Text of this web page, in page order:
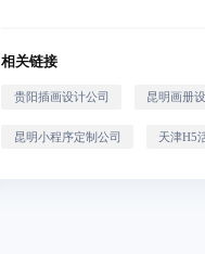
相关链接
贵阳插画设计公司 昆明画册
昆明小程序定制公司 天津H5